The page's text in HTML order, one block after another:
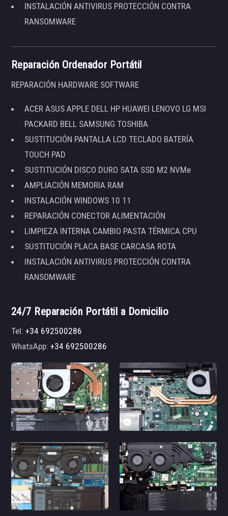
INSTALACIÓN ANTIVIRUS PROTECCIÓN CONTRA
RANSOMWARE
Reparación Ordenador Portátil
REPARACIÓN HARDWARE SOFTWARE
ACER ASUS APPLE DELL HP HUAWEI LENOVO LG MSI
PACKARD BELL SAMSUNG TOSHIBA
SUSTITUCIÓN PANTALLA LCD TECLADO BATERÍA
TOUCH PAD
SUSTITUCIÓN DISCO DURO SATA SSD M2 NVMe
AMPLIACIÓN MEMORIA RAM
INSTALACIÓN WINDOWS 10 11
REPARACIÓN CONECTOR ALIMENTACIÓN
LIMPIEZA INTERNA CAMBIO PASTA TÉRMICA CPU
SUSTITUCIÓN PLACA BASE CARCASA ROTA
INSTALACIÓN ANTIVIRUS PROTECCIÓN CONTRA
RANSOMWARE
24/7 Reparación Portátil a Domicilio
Tel:+34 692500286
WhatsApp:+34 692500286